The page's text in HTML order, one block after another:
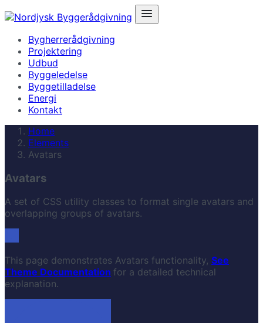
Bygherrerådgivning
Projektering
Udbud
Byggeledelse
Byggetilladelse
Energi
Kontakt
Home
Elements
Avatars
Avatars
A set of CSS utility classes to format single avatars and
overlapping groups of avatars.
This page demonstrates Avatars functionality, See
Theme Documentation for a detailed technical
explanation.